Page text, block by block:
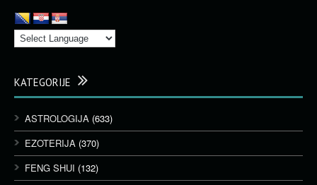
KATEGORIJE
ASTROLOGIJA (633)
EZOTERIJA (370)
FENG SHUI (132)